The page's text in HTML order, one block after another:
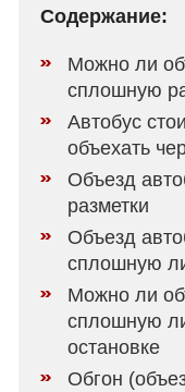
Содержание:
Можно ли
сплошную
Автобус
объехать
Объезд
разметки
Объезд
сплошную
Можно ли
сплошную
остановке
Обгон